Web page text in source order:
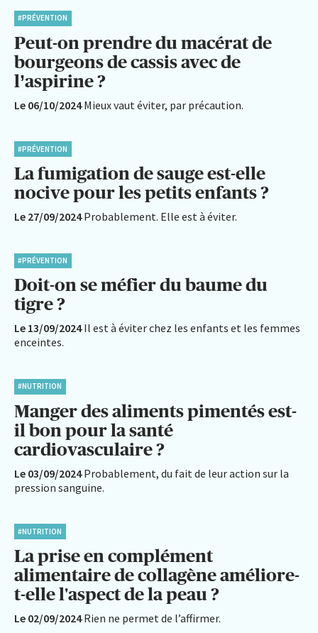
#PRÉVENTION
Peut-on prendre du macérat de
bourgeons de cassis avec de
l’aspirine ?
Le 06/10/2024 Mieux vaut éviter, par précaution.
#PRÉVENTION
La fumigation de sauge est-elle
nocive pour les petits enfants ?
Le 27/09/2024 Probablement. Elle est à éviter.
#PRÉVENTION
Doit-on se méfier du baume du
tigre ?
Le 13/09/2024 Il est à éviter chez les enfants et les femmes
enceintes.
#NUTRITION
Manger des aliments pimentés est-
il bon pour la santé
cardiovasculaire ?
Le 03/09/2024 Probablement, du fait de leur action sur la
pression sanguine.
#NUTRITION
La prise en complément
alimentaire de collagène améliore-
t-elle l'aspect de la peau ?
Le 02/09/2024 Rien ne permet de l’affirmer.